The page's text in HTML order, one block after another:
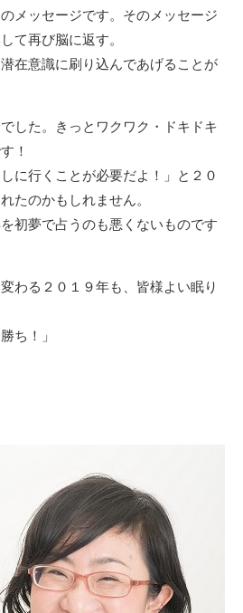
メッセージです。そのメッセージ
て再び脳に返す。
在意識に刷り込んであげることが
した。きっとワクワク・ドキドキ
！
に行くことが必要だよ！」と２０
たのかもしれません。
初夢で占うのも悪くないものです
わる２０１９年も、皆様よい眠り
ち！」